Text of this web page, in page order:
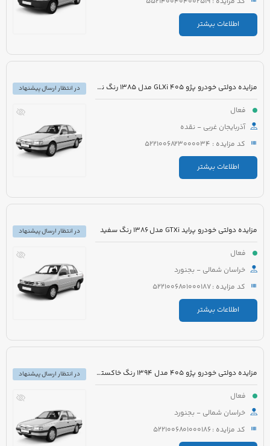
اطلاعات بیشتر
مزایده دولتی خودرو پژو 405 GLXi مدل 1385 رنگ نقره ای
فعال
آذربایجان غربی - نقده
کد مزایده : 5221006823000034
اطلاعات بیشتر
در انتظار ارسال پیشنهاد
مزایده دولتی خودرو پراید GTXi مدل 1386 رنگ سفید
فعال
خراسان شمالی - بجنورد
کد مزایده : 5221006801000187
اطلاعات بیشتر
در انتظار ارسال پیشنهاد
مزایده دولتی خودرو پژو 405 مدل 1394 رنگ خاکستری
فعال
خراسان شمالی - بجنورد
کد مزایده : 5221006801000186
در انتظار ارسال پیشنهاد